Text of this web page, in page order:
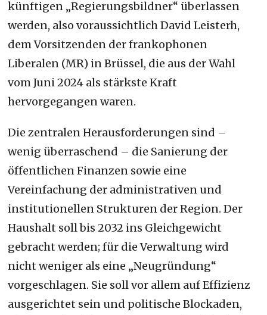
künftigen „Regierungsbildner“ überlassen
werden, also voraussichtlich David Leisterh,
dem Vorsitzenden der frankophonen
Liberalen (MR) in Brüssel, die aus der Wahl
vom Juni 2024 als stärkste Kraft
hervorgegangen waren.
Die zentralen Herausforderungen sind –
wenig überraschend – die Sanierung der
öffentlichen Finanzen sowie eine
Vereinfachung der administrativen und
institutionellen Strukturen der Region. Der
Haushalt soll bis 2032 ins Gleichgewicht
gebracht werden; für die Verwaltung wird
nicht weniger als eine „Neugründung“
vorgeschlagen. Sie soll vor allem auf Effizienz
ausgerichtet sein und politische Blockaden,